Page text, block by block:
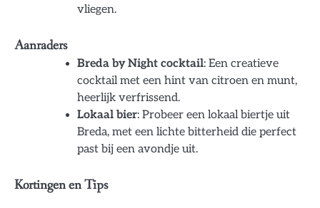
vliegen.
Aanraders
Breda by Night cocktail: Een creatieve
cocktail met een hint van citroen en munt,
heerlijk verfrissend.
Lokaal bier: Probeer een lokaal biertje uit
Breda, met een lichte bitterheid die perfect
past bij een avondje uit.
Kortingen en Tips